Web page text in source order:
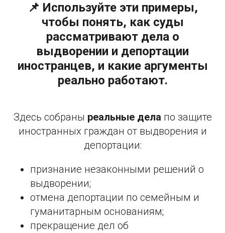
📌 Используйте эти примеры,
чтобы понять, как суды
рассматривают дела о
выдворении и депортации
иностранцев, и какие аргументы
реально работают.
Здесь собраны реальные дела по защите
иностранных граждан от выдворения и
депортации:
признание незаконными решений о
выдворении;
отмена депортации по семейным и
гуманитарным основаниям;
прекращение дел об